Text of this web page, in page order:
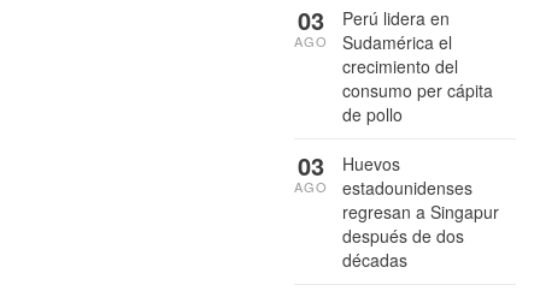
Perú lidera en
Sudamérica el
crecimiento del
consumo per cápita
de pollo
03
AGO
Huevos
estadounidenses
regresan a Singapur
después de dos
décadas
03
AGO